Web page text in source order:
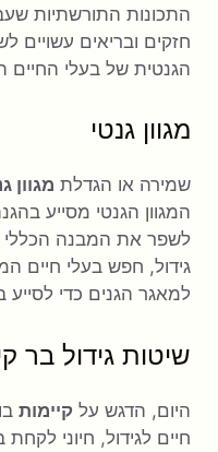
התכונות התורשתיות
חזקים ובריאים עשויים
הגנטית של בעלי החיים
מגוון גנטי
שמירה או הגדלת מגוון
המגוון הגנטי מסייע
לשפר את המבנה הכללי
גידול, חפש בעלי חיים
למאגר הגנים כדי לסייע
שיטות גידול בר
היום, הדגש על קיימות
חיים לגידול, חיוני